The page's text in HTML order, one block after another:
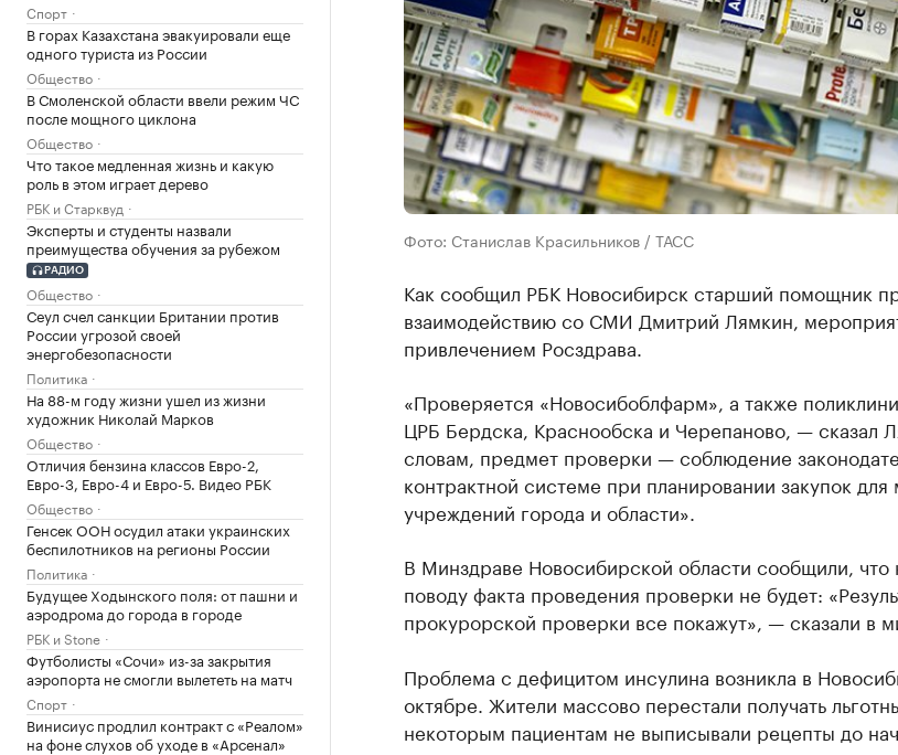
Спорт
В горах Казахстана эвакуировали еще
одного туриста из России
Общество
В Смоленской области ввели режим ЧС
после мощного циклона
Общество
Что такое медленная жизнь и какую
роль в этом играет дерево
РБК и Старквуд
Эксперты и студенты назвали
преимущества обучения за рубежом
РАДИО
Общество
Сеул счел санкции Британии против
России угрозой своей
энергобезопасности
Политика
На 88-м году жизни ушел из жизни
художник Николай Марков
Общество
Отличия бензина классов Евро-2,
Евро-3, Евро-4 и Евро-5. Видео РБК
Общество
Генсек ООН осудил атаки украинских
беспилотников на регионы России
Политика
Будущее Ходынского поля: от пашни и
аэродрома до города в городе
РБК и Stone
Футболисты «Сочи» из-за закрытия
аэропорта не смогли вылететь на матч
Спорт
Винисиус продлил контракт с «Реалом»
на фоне слухов об уходе в «Арсенал»
Фото: Станислав Красильников / ТАСС
Как сообщил РБК Новосибирск старший помощник
взаимодействию со СМИ Дмитрий Лямкин​,
привлечением Росздрава.
«Проверяется «Новосибоблфарм», а также
ЦРБ Бердска, Краснообска и Черепаново, — сказал
словам, предмет проверки — соблюдение
контрактной системе при планировании закупок
учреждений города и области».
В Минздраве Новосибирской области сообщили, что
поводу факта проведения проверки не будет:
прокурорской проверки все покажут», — сказали в
Проблема с дефицитом инсулина возникла в
октябре. Жители массово перестали получать
некоторым пациентам не выписывали рецепты до